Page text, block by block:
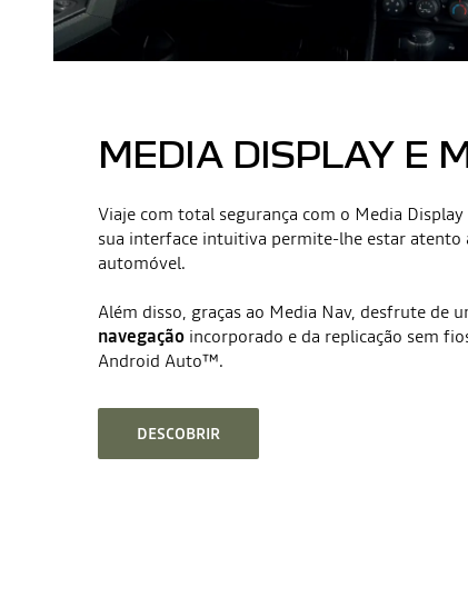
MEDIA DISPLAY E
Viaje com total segurança com o Media Display
sua interface intuitiva permite-lhe estar atento
automóvel.
Além disso, graças ao Media Nav, desfrute de
navegação incorporado e da replicação sem
Android Auto™.
DESCOBRIR